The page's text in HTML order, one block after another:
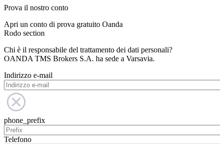
Prova il nostro conto
Apri un conto di prova gratuito Oanda
Rodo section
Chi è il responsabile del trattamento dei dati personali?
OANDA TMS Brokers S.A. ha sede a Varsavia.
Indirizzo e-mail
phone_prefix
Telefono